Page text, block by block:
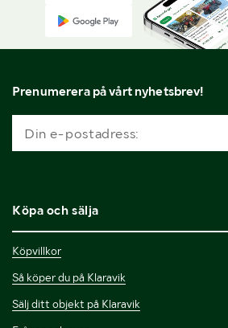
Prenumerera på vårt nyhetsbrev!
Köpa och sälja
Köpvillkor
Så köper du på Klaravik
Sälj ditt objekt på Klaravik